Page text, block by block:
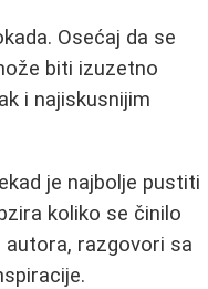
Osećaj da se
biti izuzetno
i najiskusnijim
je najbolje pustiti
koliko se činilo
autora, razgovori sa